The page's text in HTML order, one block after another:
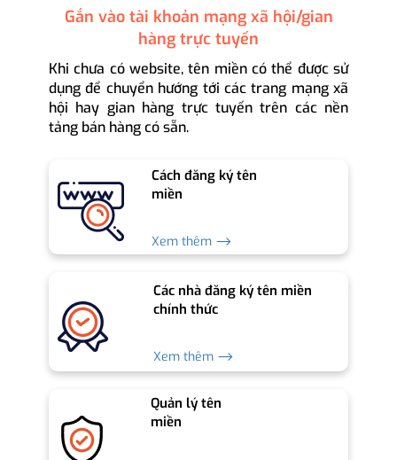
Gắn vào tài khoản mạng xã hội/gian
hàng trực tuyến
Khi chưa có website, tên miền có thể được sử
dụng để chuyển hướng tới các trang mạng xã
hội hay gian hàng trực tuyến trên các nền
tảng bán hàng có sẵn.
Cách đăng ký tên
miền
Xem thêm ⟶
Các nhà đăng ký tên miền
chính thức
Xem thêm ⟶
Quản lý tên
miền